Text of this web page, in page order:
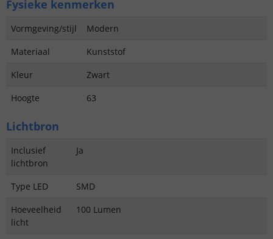
Fysieke kenmerken
Vormgeving/stijl
Modern
Materiaal
Kunststof
Kleur
Zwart
Hoogte
63
Lichtbron
Inclusief
lichtbron
Ja
Type LED
SMD
Hoeveelheid
licht
100 Lumen